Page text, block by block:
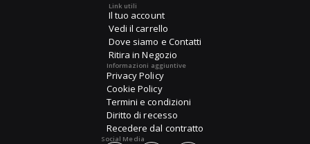
Link utili
Il tuo account
Vedi il carrello
Dove siamo e Contatti
Ritira in Negozio
Informazioni aggiuntive
Privacy Policy
Cookie Policy
Termini e condizioni
Diritto di recesso
Recedere dal contratto
Social Media